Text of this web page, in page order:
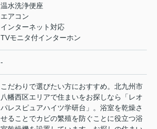
温水洗浄便座
エアコン
インターネット対応
TVモニタ付インターホン
-
こだわりで選びたい方におすすめ。北九州市
八幡西区エリアで住まいをお探しなら「レオ
パレスピュアハイツ学研台」。浴室を乾燥さ
せることでカビの繁殖を防ぐことに役立つ浴